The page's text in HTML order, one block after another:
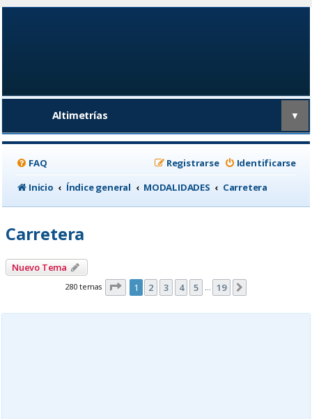
Altimetrías ▼
FAQ Identificarse
Registrarse
Inicio
Índice general MODALIDADES Carretera
Carretera
Nuevo Tema
280 temas Página de 19
1 2 3 4 5 … 19